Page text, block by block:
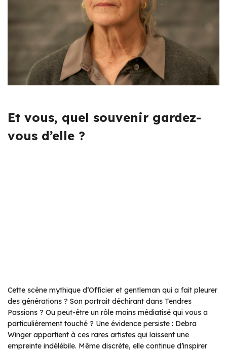
Et vous, quel souvenir gardez-
vous d’elle ?
Cette scène mythique d’Officier et gentleman qui a fait pleurer
des générations ? Son portrait déchirant dans Tendres
Passions ? Ou peut-être un rôle moins médiatisé qui vous a
particulièrement touché ? Une évidence persiste : Debra
Winger appartient à ces rares artistes qui laissent une
empreinte indélébile. Même discrète, elle continue d’inspirer